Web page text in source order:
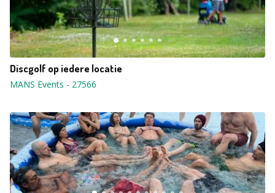
Discgolf op iedere locatie
MANS Events - 27566